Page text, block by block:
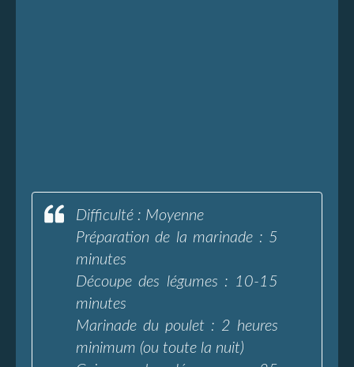
Difficulté : Moyenne
Préparation de la marinade : 5
minutes
Découpe des légumes : 10-15
minutes
Marinade du poulet : 2 heures
minimum (ou toute la nuit)